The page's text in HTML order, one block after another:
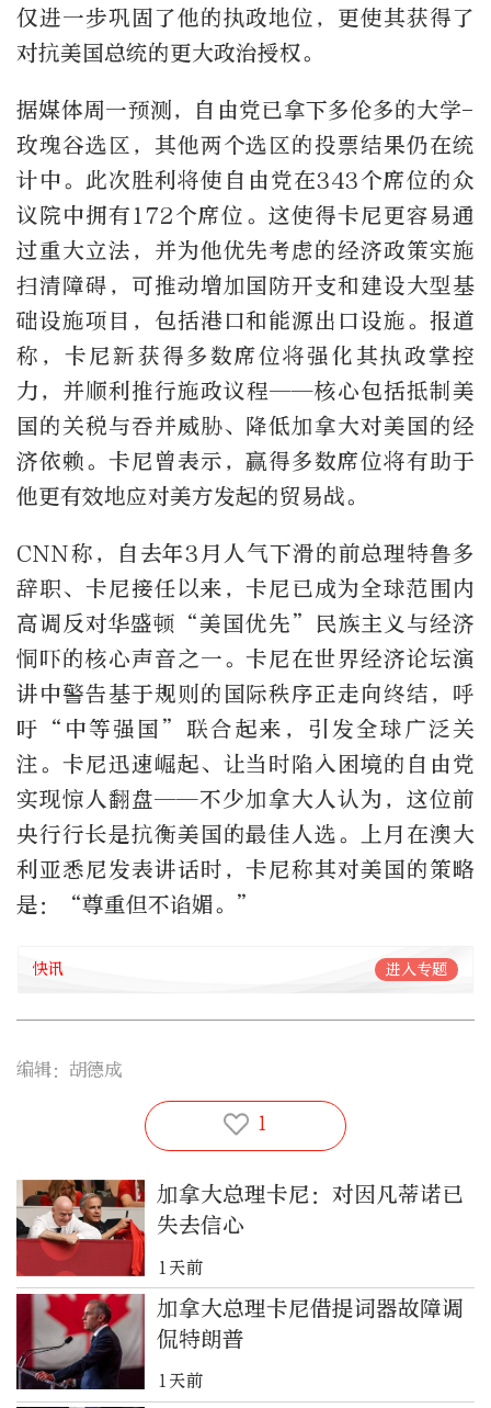
仅进一步巩固了他的执政地位，更使其获得了
对抗美国总统的更大政治授权。
据媒体周一预测，自由党已拿下多伦多的大学-
玫瑰谷选区，其他两个选区的投票结果仍在统
计中。此次胜利将使自由党在343个席位的众
议院中拥有172个席位。这使得卡尼更容易通
过重大立法，并为他优先考虑的经济政策实施
扫清障碍，可推动增加国防开支和建设大型基
础设施项目，包括港口和能源出口设施。报道
称，卡尼新获得多数席位将强化其执政掌控
力，并顺利推行施政议程——核心包括抵制美
国的关税与吞并威胁、降低加拿大对美国的经
济依赖。卡尼曾表示，赢得多数席位将有助于
他更有效地应对美方发起的贸易战。
CNN称，自去年3月人气下滑的前总理特鲁多
辞职、卡尼接任以来，卡尼已成为全球范围内
高调反对华盛顿“美国优先”民族主义与经济
恫吓的核心声音之一。卡尼在世界经济论坛演
讲中警告基于规则的国际秩序正走向终结，呼
吁“中等强国”联合起来，引发全球广泛关
注。卡尼迅速崛起、让当时陷入困境的自由党
实现惊人翻盘——不少加拿大人认为，这位前
央行行长是抗衡美国的最佳人选。上月在澳大
利亚悉尼发表讲话时，卡尼称其对美国的策略
是：“尊重但不谄媚。”
快讯 进入专题
编辑：胡德成
1
加拿大总理卡尼：对因凡蒂诺已
失去信心
1天前
加拿大总理卡尼借提词器故障调
侃特朗普
1天前